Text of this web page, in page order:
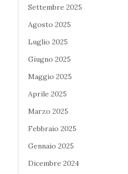
Settembre 2025
Agosto 2025
Luglio 2025
Giugno 2025
Maggio 2025
Aprile 2025
Marzo 2025
Febbraio 2025
Gennaio 2025
Dicembre 2024